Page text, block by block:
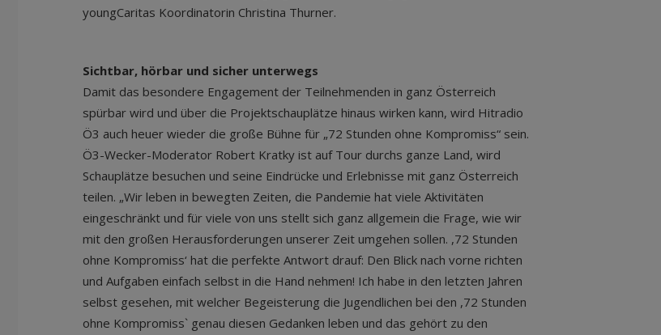
youngCaritas Koordinatorin Christina Thurner.
Sichtbar, hörbar und sicher unterwegs
Damit das besondere Engagement der Teilnehmenden in ganz Österreich
spürbar wird und über die Projektschauplätze hinaus wirken kann, wird Hitradio
Ö3 auch heuer wieder die große Bühne für „72 Stunden ohne Kompromiss“ sein.
Ö3-Wecker-Moderator Robert Kratky ist auf Tour durchs ganze Land, wird
Schauplätze besuchen und seine Eindrücke und Erlebnisse mit ganz Österreich
teilen. „Wir leben in bewegten Zeiten, die Pandemie hat viele Aktivitäten
eingeschränkt und für viele von uns stellt sich ganz allgemein die Frage, wie wir
mit den großen Herausforderungen unserer Zeit umgehen sollen. ,72 Stunden
ohne Kompromiss‘ hat die perfekte Antwort drauf: Den Blick nach vorne richten
und Aufgaben einfach selbst in die Hand nehmen! Ich habe in den letzten Jahren
selbst gesehen, mit welcher Begeisterung die Jugendlichen bei den ,72 Stunden
ohne Kompromiss` genau diesen Gedanken leben und das gehört zu den